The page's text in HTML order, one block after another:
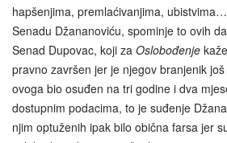
hapšenjima, premlaćivanjima,
Senadu Džananoviću, spominje to ovih
Senad Dupovac, koji za Oslobođenje
pravno završen jer je njegov branjenik
ovoga bio osuđen na tri godine i dva
dostupnim podacima, to je suđenje
njim optuženih ipak bilo obična farsa jer